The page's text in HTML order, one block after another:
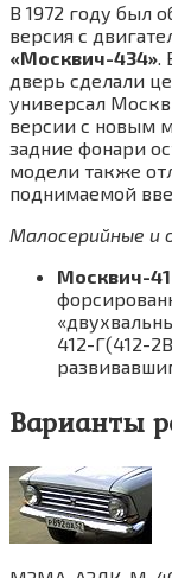
В 1972 году был
версия с
«Москвич-434».
дверь сделали
универсал
версии с новым
задние фонари
модели также
поднимаемой
Малосерийные и
Москвич-
412-Г(412-
Варианты